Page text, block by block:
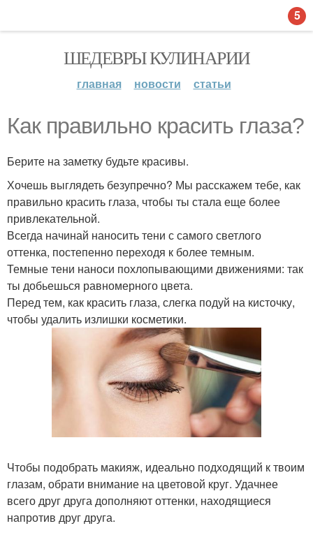
ШЕДЕВРЫ КУЛИНАРИИ
главная новости статьи
Как правильно красить глаза?
Берите на заметку будьте красивы.
Хочешь выглядеть безупречно? Мы расскажем тебе, как
правильно красить глаза, чтобы ты стала еще более
привлекательной.
Всегда начинай наносить тени с самого светлого
оттенка, постепенно переходя к более темным.
Темные тени наноси похлопывающими движениями: так
ты добьешься равномерного цвета.
Перед тем, как красить глаза, слегка подуй на кисточку,
чтобы удалить излишки косметики.
Чтобы подобрать макияж, идеально подходящий к твоим
глазам, обрати внимание на цветовой круг. Удачнее
всего друг друга дополняют оттенки, находящиеся
напротив друг друга.
5